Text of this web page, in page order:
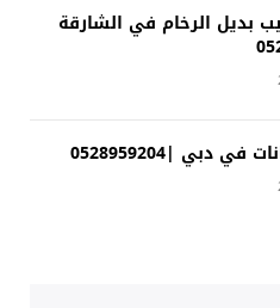
بديل الرخام في الشارقة
دبي |0528959204